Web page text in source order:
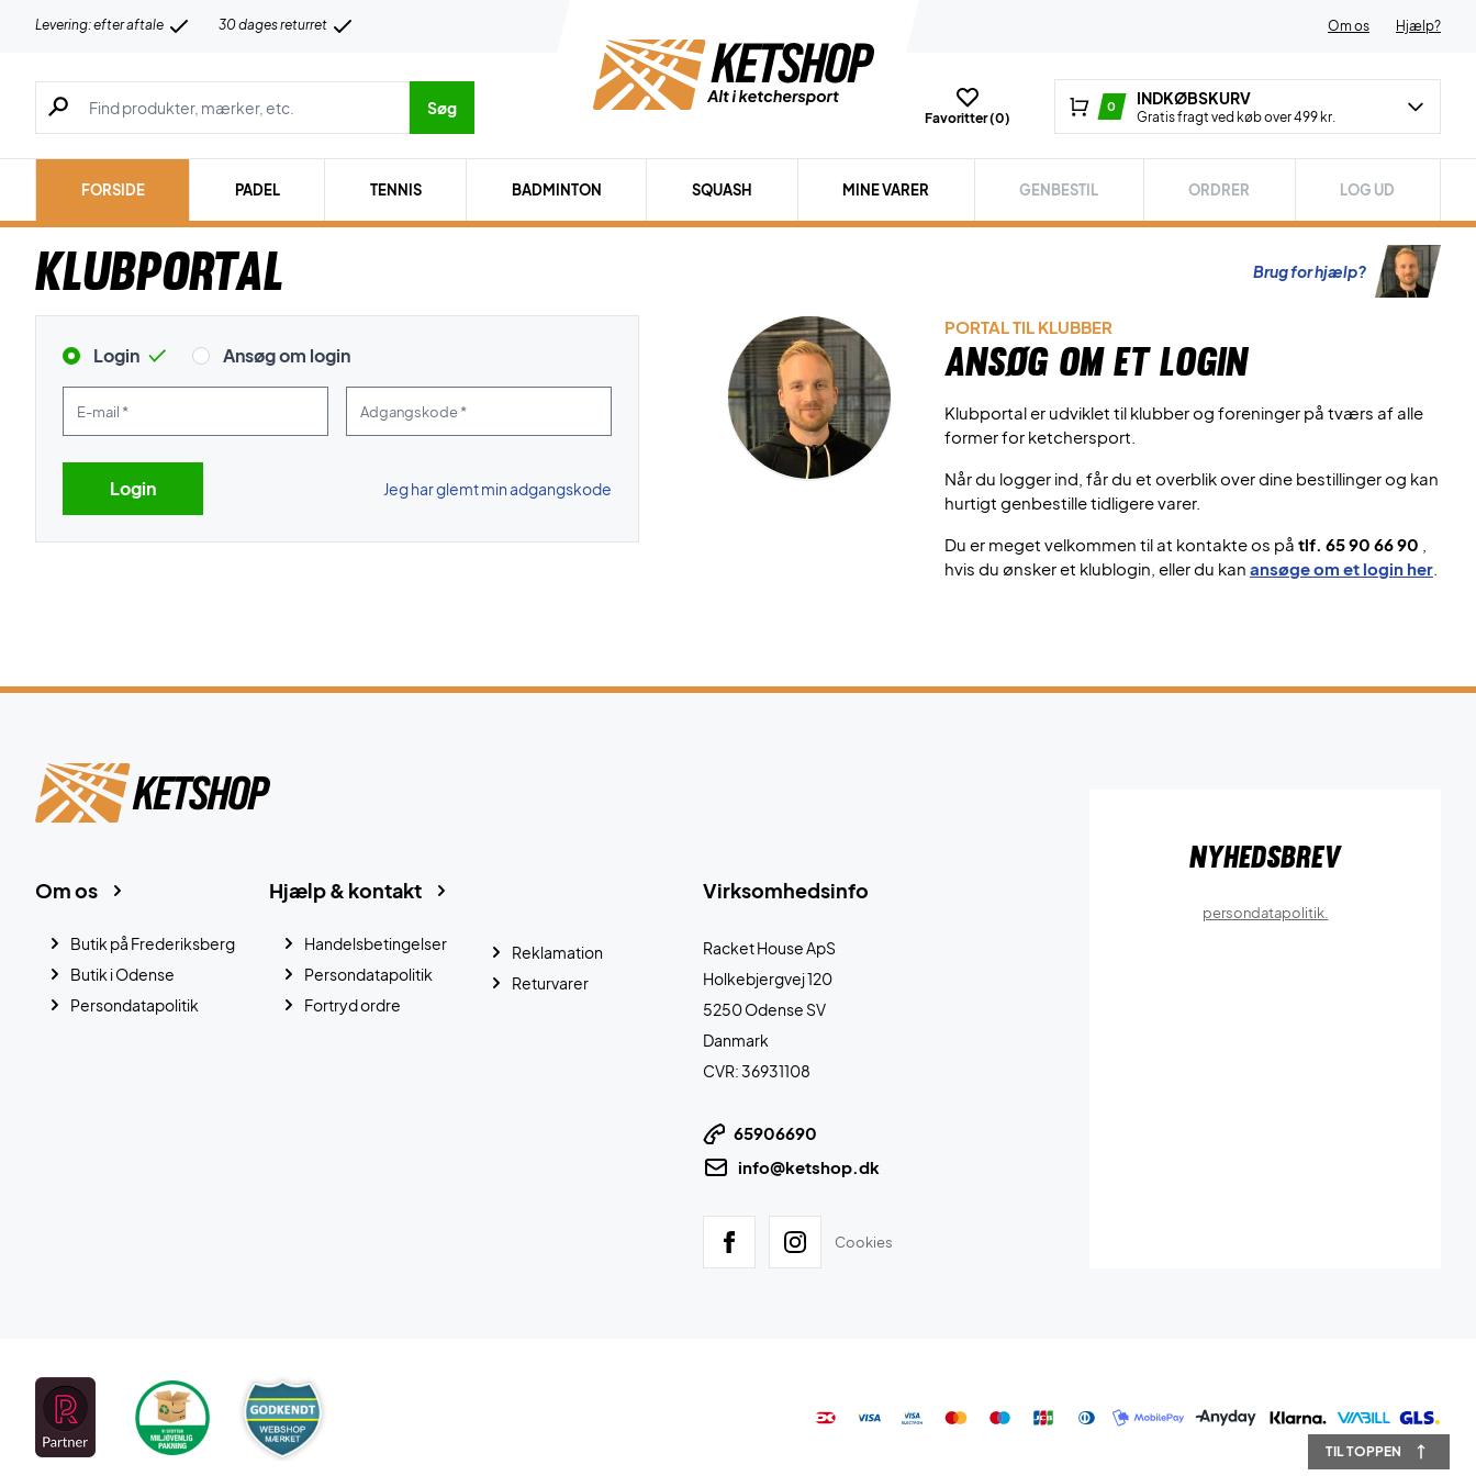
TIL TOPPEN
Levering: efter aftale 30 dages returret Om os Hjælp?
Søg efter produkter, mærker etc.
Søg
Favoritter (0)
0 INDKØBSKURV
Gratis fragt ved køb over 499 kr.
FORSIDE PADEL TENNIS BADMINTON SQUASH MINE VARER GENBESTIL ORDRER LOG UD
Klubportal Brug for hjælp?
Login Ansøg om login
Jeg har glemt min adgangskode
PORTAL TIL KLUBBER
Ansøg om et login
Klubportal er udviklet til klubber og foreninger på tværs af alle
former for ketchersport.
Når du logger ind, får du et overblik over dine bestillinger og kan
hurtigt genbestille tidligere varer.
Du er meget velkommen til at kontakte os på tlf. 65 90 66 90
hvis du ønsker et klublogin, eller du kan ansøge om et login her
Virksomhedsinfo
Racket House ApS
Holkebjergvej 120
5250 Odense SV
Danmark
CVR: 36931108
65906690
info@ketshop.dk
Cookies
Hjælp & kontakt
Handelsbetingelser
Persondatapolitik
Fortryd ordre
Reklamation
Returvarer
Om os
Butik på Frederiksberg
Butik i Odense
Persondatapolitik
Nyhedsbrev
persondatapolitik.